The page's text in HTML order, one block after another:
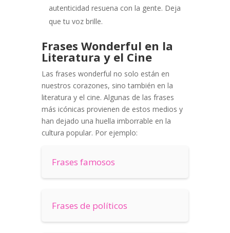
autenticidad resuena con la gente. Deja
que tu voz brille.
Frases Wonderful en la
Literatura y el Cine
Las frases wonderful no solo están en
nuestros corazones, sino también en la
literatura y el cine. Algunas de las frases
más icónicas provienen de estos medios y
han dejado una huella imborrable en la
cultura popular. Por ejemplo:
Frases famosos
Frases de políticos